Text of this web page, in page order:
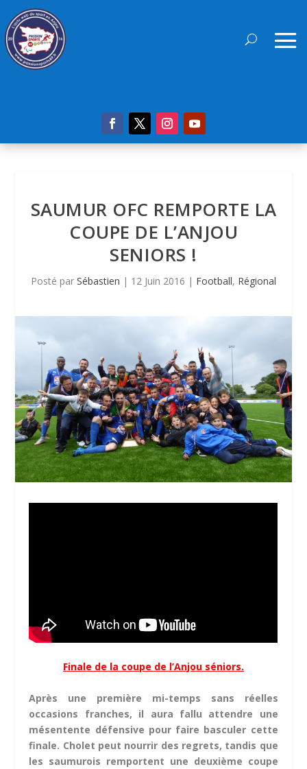
SAUMUR OFC REMPORTE LA
COUPE DE L’ANJOU
SENIORS !
Posté par Sébastien | 12 Juin 2016 | Football, Régional
Finale de la coupe de l’Anjou séniors.
Après une première mi-temps sans réelles
occasions franches, il aura fallu attendre une
mésentente défensive pour faire basculer cette
finale. Cholet peut nourrir des regrets, tandis que
les saumurois remportent une deuxième coupe